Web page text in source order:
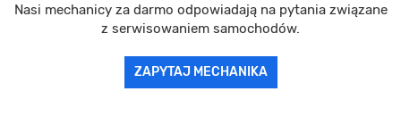
Nasi mechanicy za darmo odpowiadają na pytania związane
z serwisowaniem samochodów.
ZAPYTAJ MECHANIKA